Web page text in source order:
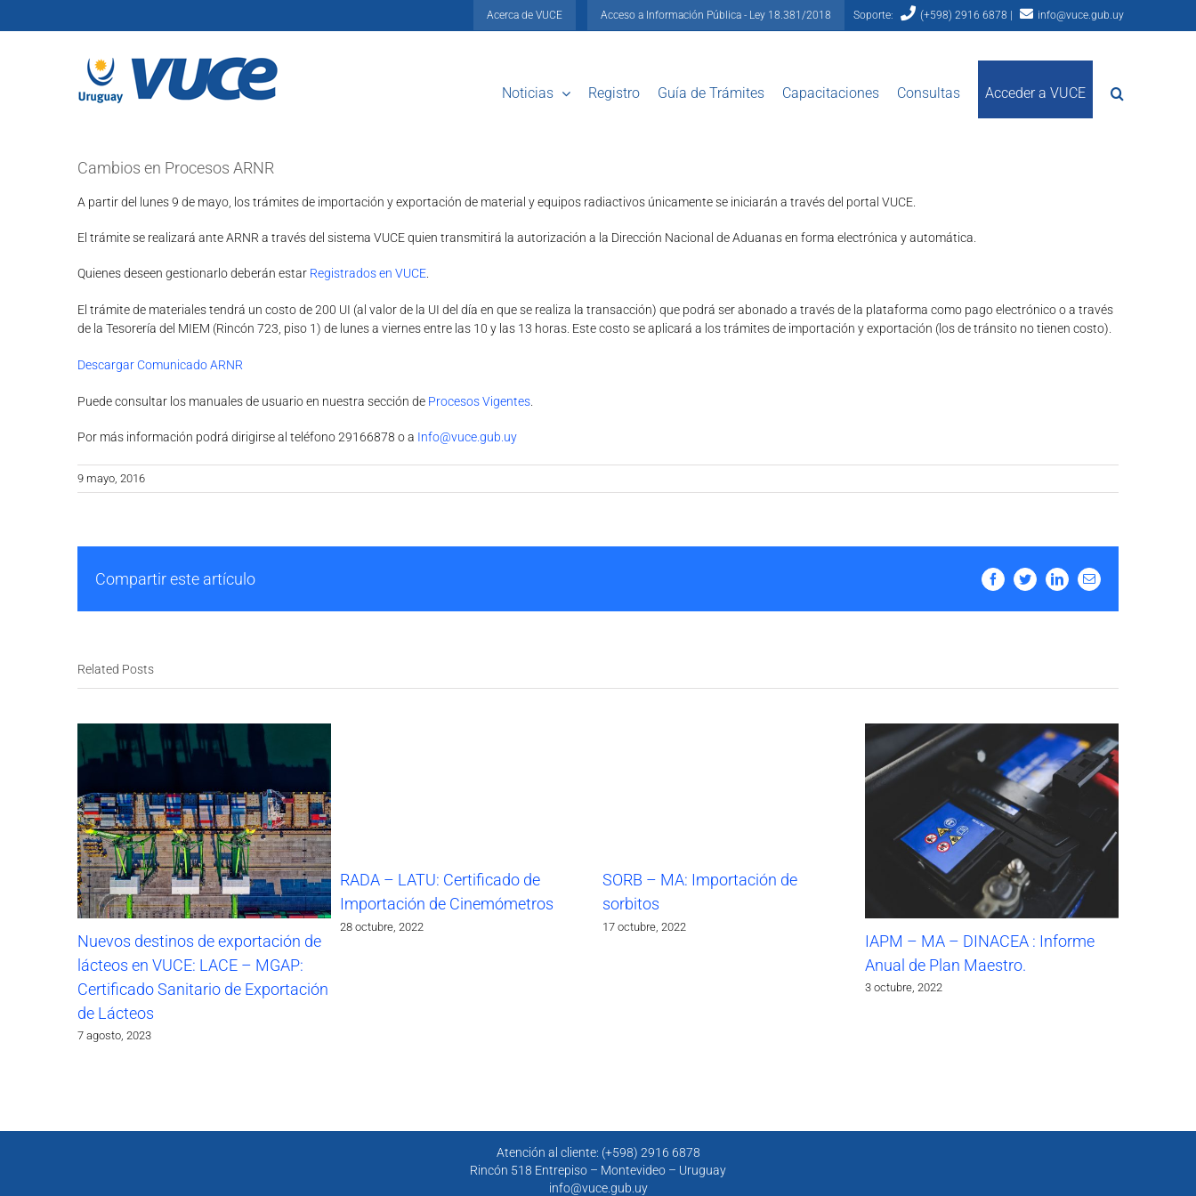
Acerca de VUCE Acceso a Información Pública - Ley 18.381/2018 Soporte: (+598) 2916 6878 | info@vuce.gub.uy
Noticias Registro Guía de Trámites Capacitaciones Consultas Acceder a VUCE
Cambios en Procesos ARNR
A partir del lunes 9 de mayo, los trámites de importación y exportación de material y equipos radiactivos únicamente se iniciarán a través del portal VUCE.
El trámite se realizará ante ARNR a través del sistema VUCE quien transmitirá la autorización a la Dirección Nacional de Aduanas en forma electrónica y automática.
Quienes deseen gestionarlo deberán estar Registrados en VUCE
El trámite de materiales tendrá un costo de 200 UI (al valor de la UI del día en que se realiza la transacción) que podrá ser abonado a través de la plataforma como pago electrónico o a través
de la Tesorería del MIEM (Rincón 723, piso 1) de lunes a viernes entre las 10 y las 13 horas. Este costo se aplicará a los trámites de importación y exportación (los de tránsito no tienen costo).
Descargar Comunicado ARNR
Puede consultar los manuales de usuario en nuestra sección de Procesos Vigentes
Por más información podrá dirigirse al teléfono 29166878 o a Info@vuce.gub.uy
9 mayo, 2016
Compartir este artículo FacebookTwitterLinkedInEmail
Related Posts
Nuevos destinos de exportación de
lácteos en VUCE: LACE – MGAP:
Certificado Sanitario de Exportación
de Lácteos
7 agosto, 2023
RADA – LATU: Certificado de
Importación de Cinemómetros
28 octubre, 2022
SORB – MA: Importación de
sorbitos
17 octubre, 2022
IAPM – MA – DINACEA : Informe
Anual de Plan Maestro.
3 octubre, 2022
Atención al cliente: (+598) 2916 6878
Rincón 518 Entrepiso – Montevideo – Uruguay
info@vuce.gub.uy